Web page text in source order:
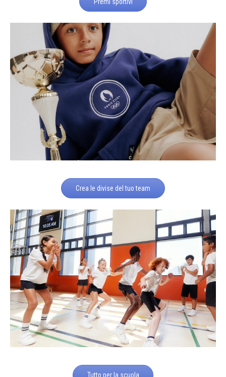
Crea le divise del tuo team
Tutto per la scuola